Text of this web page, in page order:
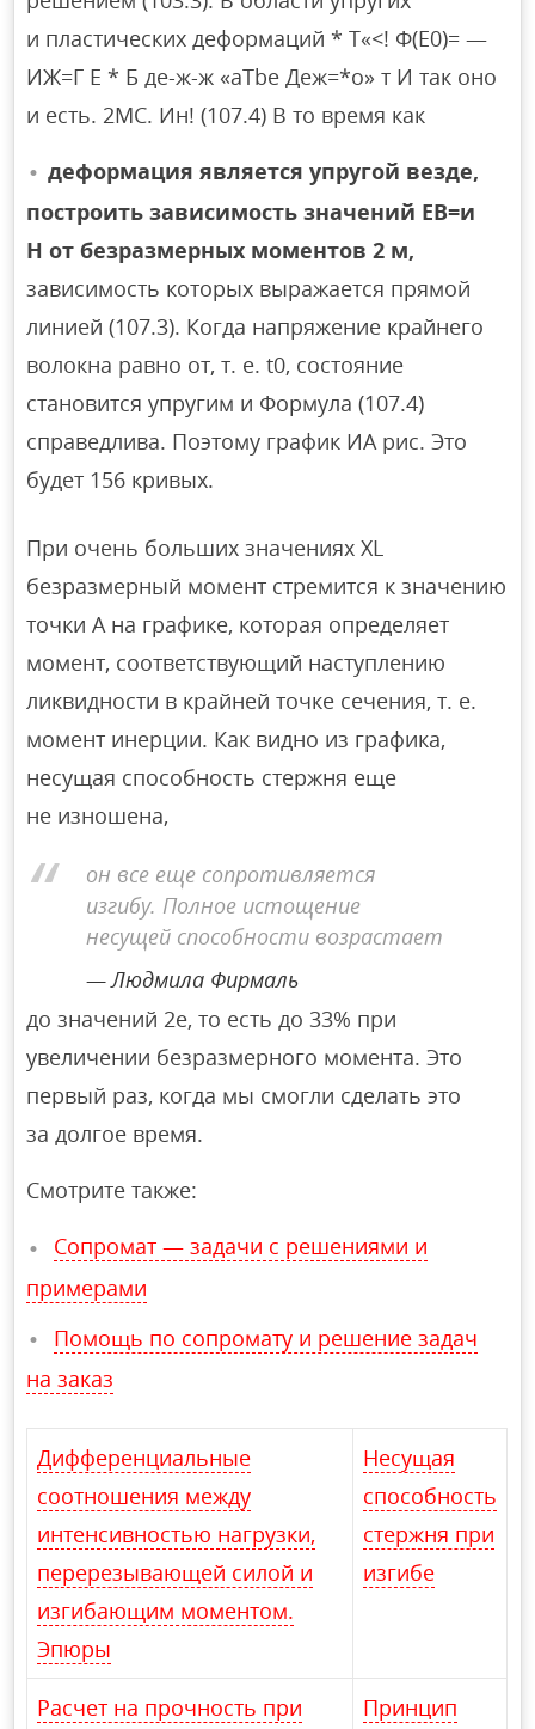
и пластических деформаций * Т«<! Ф(Е0)= —
ИЖ=Г Е * Б де-ж-ж «aTbe Деж=*о» т И так оно
и есть. 2MC. Ин! (107.4) В то время как
деформация является упругой везде,
построить зависимость значений EB=и
H от безразмерных моментов 2 м,
зависимость которых выражается прямой
линией (107.3). Когда напряжение крайнего
волокна равно от, т. е. t0, состояние
становится упругим и Формула (107.4)
справедлива. Поэтому график ИА рис. Это
будет 156 кривых.
При очень больших значениях XL
безразмерный момент стремится к значению
точки А на графике, которая определяет
момент, соответствующий наступлению
ликвидности в крайней точке сечения, т. е.
момент инерции. Как видно из графика,
несущая способность стержня еще
не изношена,
он все еще сопротивляется
изгибу. Полное истощение
несущей способности возрастает
Людмила Фирмаль
до значений 2e, то есть до 33% при
увеличении безразмерного момента. Это
первый раз, когда мы смогли сделать это
за долгое время.
Смотрите также:
Сопромат — задачи с решениями и
примерами
Помощь по сопромату и решение задач
на заказ
Дифференциальные
соотношения между
интенсивностью нагрузки,
перерезывающей силой и
изгибающим моментом.
Эпюры
Несущая
способность
стержня при
изгибе
Расчет на прочность при
Принцип